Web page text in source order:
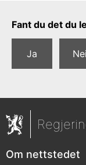
Fant du det du
Ja Nei
Om nettstedet